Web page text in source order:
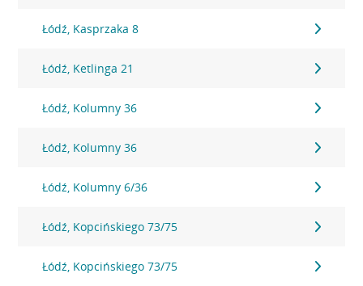
Łódź, Kasprzaka 8
Łódź, Ketlinga 21
Łódź, Kolumny 36
Łódź, Kolumny 36
Łódź, Kolumny 6/36
Łódź, Kopcińskiego 73/75
Łódź, Kopcińskiego 73/75